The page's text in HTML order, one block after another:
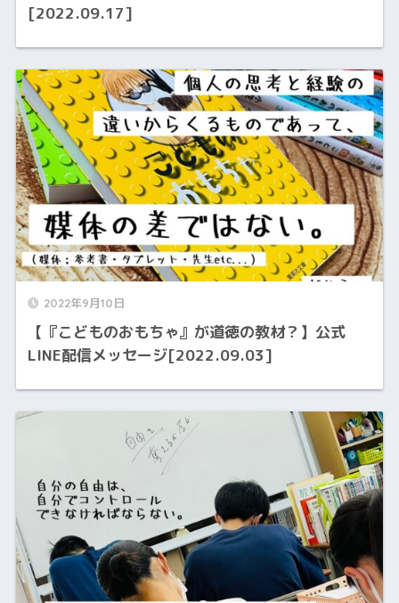
[2022.09.17]
2022年9月10日
【『こどものおもちゃ』が道徳の教材？】公式
LINE配信メッセージ[2022.09.03]